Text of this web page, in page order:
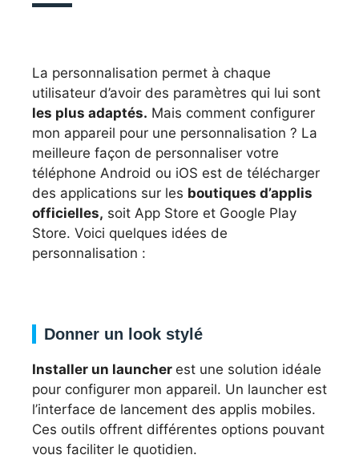
La personnalisation permet à chaque
utilisateur d’avoir des paramètres qui lui sont
les plus adaptés. Mais comment configurer
mon appareil pour une personnalisation ? La
meilleure façon de personnaliser votre
téléphone Android ou iOS est de télécharger
des applications sur les boutiques d’applis
officielles, soit App Store et Google Play
Store. Voici quelques idées de
personnalisation :
Donner un look stylé
Installer un launcher est une solution idéale
pour configurer mon appareil. Un launcher est
l’interface de lancement des applis mobiles.
Ces outils offrent différentes options pouvant
vous faciliter le quotidien.